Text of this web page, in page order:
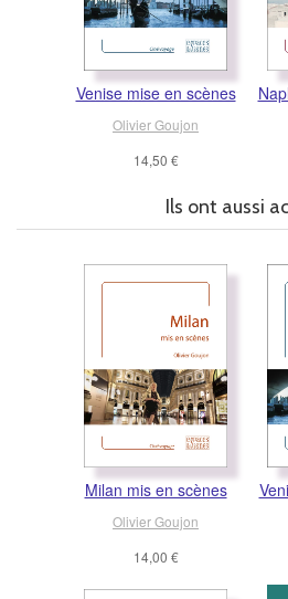
Venise mise en scènes
Olivier Goujon
14,50 €
Ils ont aussi
Milan mis en scènes
Olivier Goujon
14,00 €